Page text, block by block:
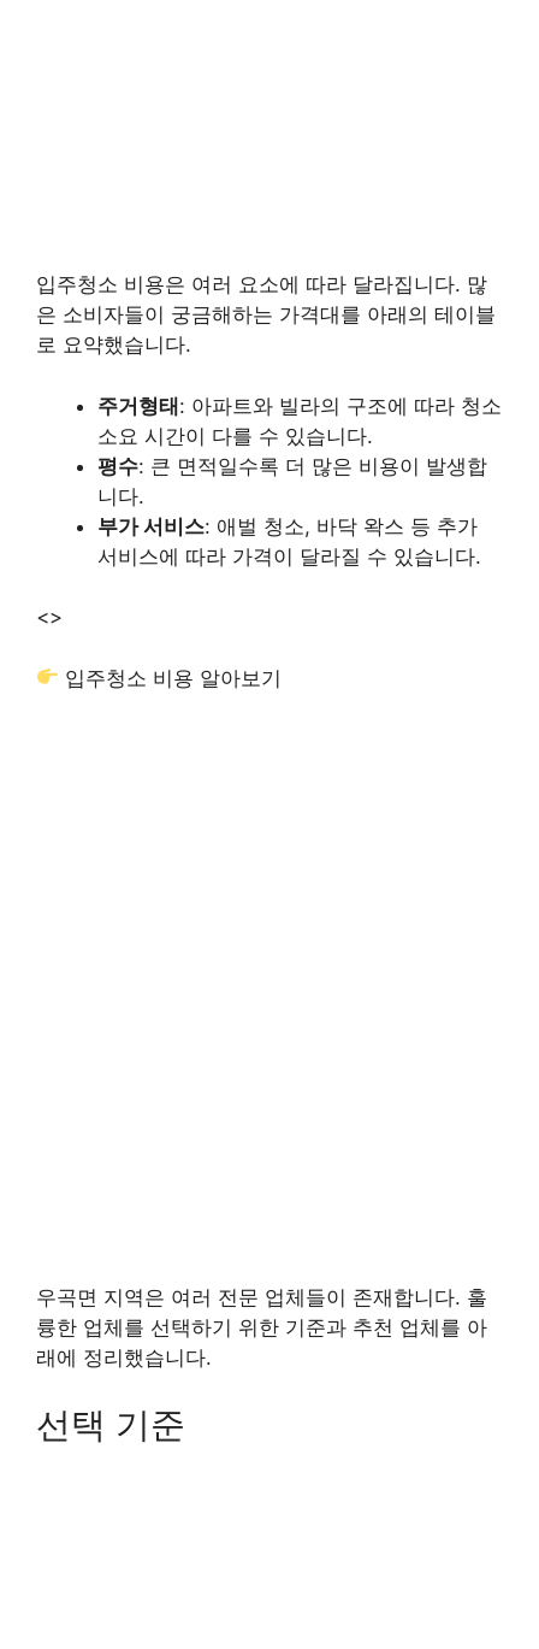
입주청소 비용은 여러 요소에 따라 달라집니다. 많
은 소비자들이 궁금해하는 가격대를 아래의 테이블
로 요약했습니다.
주거형태: 아파트와 빌라의 구조에 따라 청소
소요 시간이 다를 수 있습니다.
평수: 큰 면적일수록 더 많은 비용이 발생합
니다.
부가 서비스: 애벌 청소, 바닥 왁스 등 추가
서비스에 따라 가격이 달라질 수 있습니다.
<>
입주청소 비용 알아보기
우곡면 지역은 여러 전문 업체들이 존재합니다. 훌
륭한 업체를 선택하기 위한 기준과 추천 업체를 아
래에 정리했습니다.
선택 기준